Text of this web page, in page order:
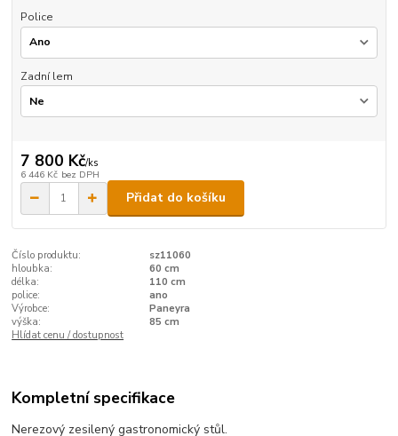
Police
Zadní lem
7 800 Kč/ks
6 446 Kč bez DPH
Přidat do košíku
Číslo produktu:
sz11060
hloubka:
60 cm
délka:
110 cm
police:
ano
Výrobce:
Paneyra
výška:
85 cm
Hlídat cenu / dostupnost
Kompletní specifikace
Nerezový zesilený gastronomický stůl.